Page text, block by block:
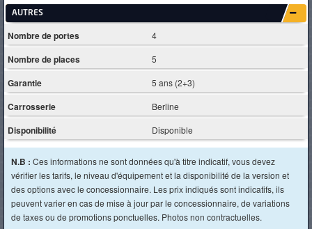
AUTRES
Nombre de portes 4
Nombre de places 5
Garantie 5 ans (2+3)
Carrosserie Berline
Disponibilité Disponible
N.B : Ces informations ne sont données qu'à titre indicatif, vous devez
vérifier les tarifs, le niveau d'équipement et la disponibilité de la version et
des options avec le concessionnaire. Les prix indiqués sont indicatifs, ils
peuvent varier en cas de mise à jour par le concessionnaire, de variations
de taxes ou de promotions ponctuelles. Photos non contractuelles.